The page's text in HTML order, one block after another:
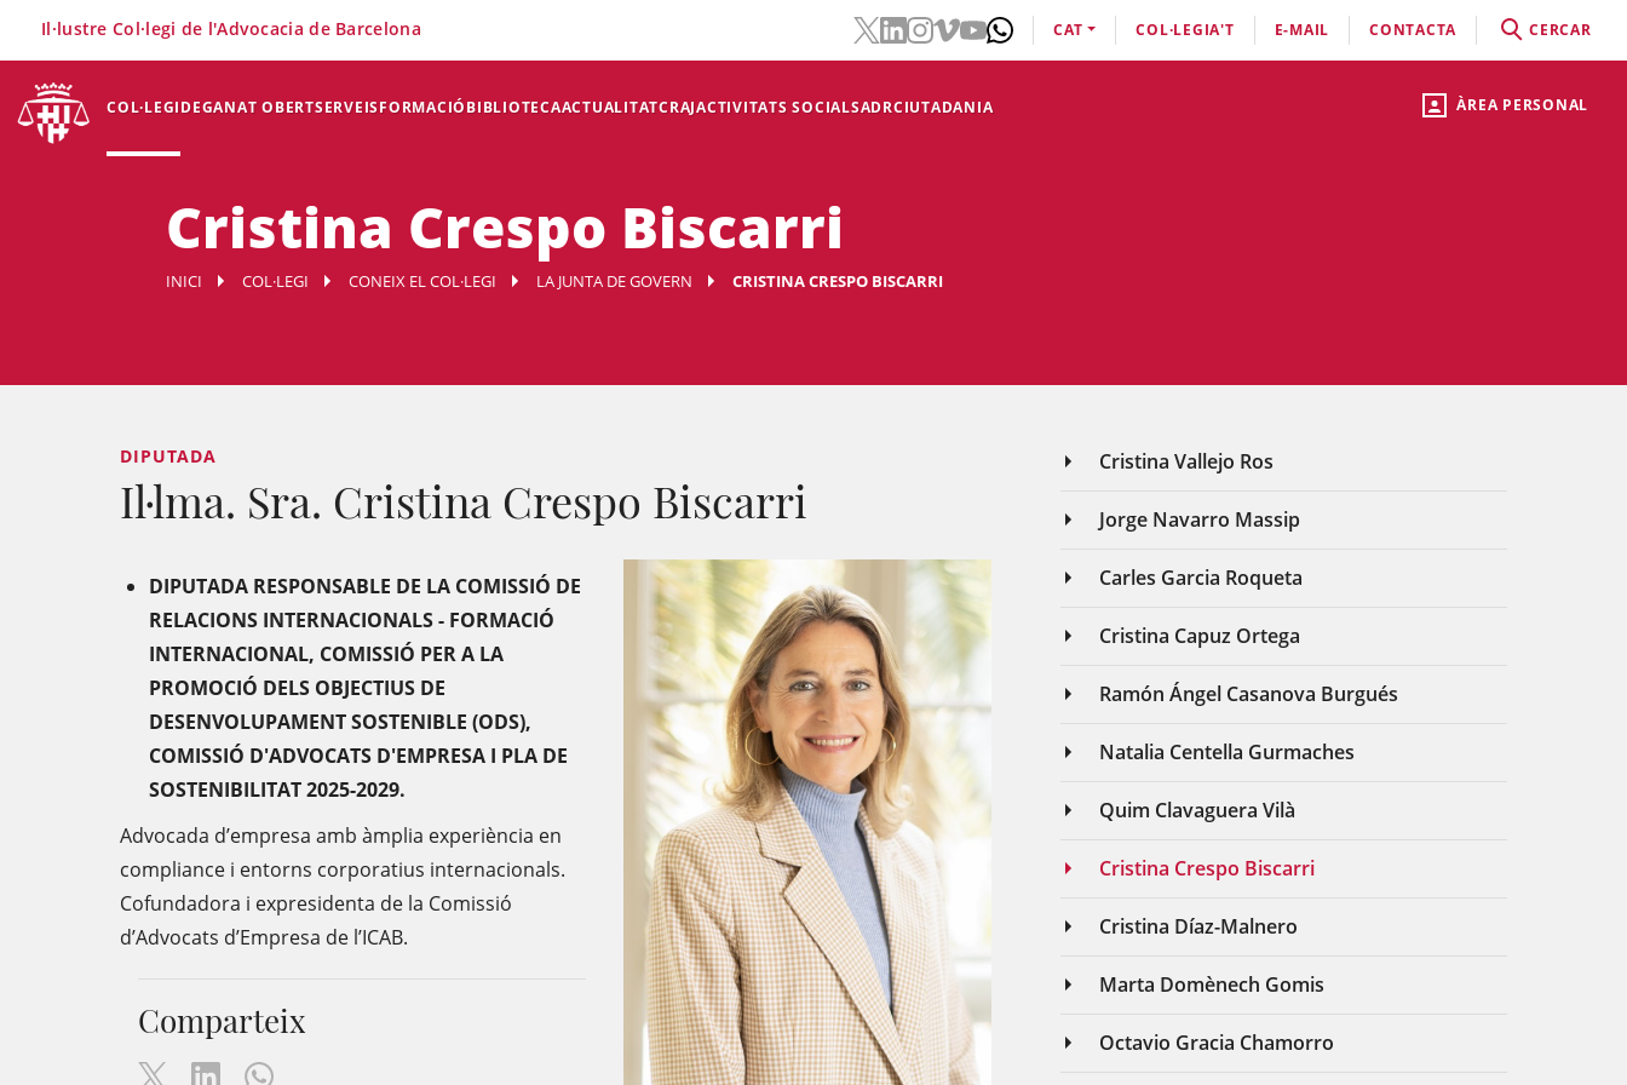
ÀREA PERSONAL
COL·LEGIDEGANAT OBERTSERVEISFORMACIÓBIBLIOTECAACTUALITATCRAJACTIVITATS SOCIALSADRCIUTADANIA
Il·lustre Col·legi de l'Advocacia de Barcelona CAT COL·LEGIA'T E-MAIL CONTACTA CERCAR
Cristina Crespo Biscarri
INICI COL·LEGI CONEIX EL COL·LEGI LA JUNTA DE GOVERN CRISTINA CRESPO BISCARRI
Cristina Vallejo Ros
Jorge Navarro Massip
Carles Garcia Roqueta
Cristina Capuz Ortega
Ramón Ángel Casanova Burgués
Natalia Centella Gurmaches
Quim Clavaguera Vilà
Cristina Crespo Biscarri
Cristina Díaz-Malnero
Marta Domènech Gomis
Octavio Gracia Chamorro
DIPUTADA
Il·lma. Sra. Cristina Crespo Biscarri
DIPUTADA RESPONSABLE DE LA COMISSIÓ DE
RELACIONS INTERNACIONALS - FORMACIÓ
INTERNACIONAL, COMISSIÓ PER A LA
PROMOCIÓ DELS OBJECTIUS DE
DESENVOLUPAMENT SOSTENIBLE (ODS),
COMISSIÓ D'ADVOCATS D'EMPRESA I PLA DE
SOSTENIBILITAT 2025-2029.
Advocada d’empresa amb àmplia experiència en
compliance i entorns corporatius internacionals.
Cofundadora i expresidenta de la Comissió
d’Advocats d’Empresa de l’ICAB.
Comparteix